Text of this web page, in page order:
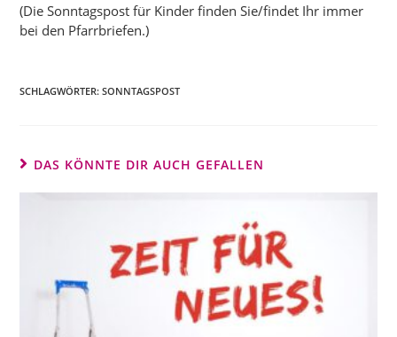
(Die Sonntagspost für Kinder finden Sie/findet Ihr immer
bei den Pfarrbriefen.)
SCHLAGWÖRTER:SONNTAGSPOST
DAS KÖNNTE DIR AUCH GEFALLEN